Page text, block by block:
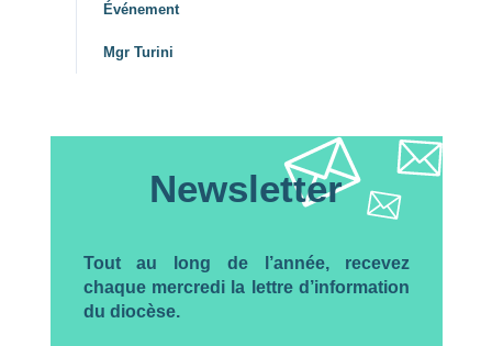
Événement
Mgr Turini
Newsletter
Tout au long de l’année, recevez
chaque mercredi la lettre d’information
du diocèse.